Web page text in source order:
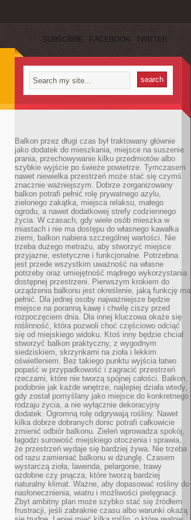
SUBSCRIBE FACEBOOK TWITTER
Balkon przez długi czas był traktowany głównie
jako dodatek do mieszkania, miejsce na suszenie
prania, przechowywanie kilku przedmiotów albo
szybkie wyjście po świeże powietrze. Tymczasem
nawet niewielka przestrzeń może stać się czymś
znacznie ważniejszym. Dobrze zorganizowany
balkon potrafi pełnić rolę prywatnego azylu,
zielonego zakątka, miejsca relaksu, małego
ogrodu, a nawet dodatkowej strefy codziennego
życia. W czasach, gdy wiele osób mieszka w
miastach i nie ma dostępu do własnego kawałka
ziemi, balkon nabiera szczególnej wartości. Nie
trzeba dużego metrażu, aby stworzyć miejsce
przyjazne, estetyczne i funkcjonalne. Potrzebna
jest przede wszystkim uważność na własne
potrzeby oraz umiejętność mądrego wykorzystania
dostępnej przestrzeni. Pierwszym krokiem do
urządzenia balkonu jest określenie, jaką funkcję ma
pełnić. Dla jednej osoby najważniejsze będzie
miejsce na poranną kawę i chwilę ciszy przed
rozpoczęciem dnia. Dla innej kluczowa okaże się
roślinność, która pozwoli choć częściowo odciąć
się od miejskiego widoku. Ktoś inny będzie chciał
stworzyć balkon praktyczny, z wygodnym
siedziskiem, skrzynkami na zioła i lekkim
oświetleniem. Bez takiego punktu wyjścia łatwo
popaść w przypadkowość i zagracić przestrzeń
rzeczami, które nie tworzą spójnej całości. Balkon,
podobnie jak każde wnętrze, najlepiej działa wtedy,
gdy został pomyślany jako miejsce do konkretnego
rodzaju życia, a nie wyłącznie dekoracyjny
dodatek. Ogromną rolę odgrywają rośliny. Nawet
kilka dobrze dobranych donic potrafi całkowicie
zmienić odbiór balkonu. Zieleń wprowadza spokój,
łagodzi surowość miejskiego otoczenia i sprawia,
że przestrzeń wydaje się bardziej żywa. Nie trzeba
od razu zamieniać balkonu w dżunglę. Czasem
wystarczą zioła, lawenda, pelargonie, trawy
ozdobne czy pnącza, które tworzą bardziej
naturalny klimat. Ważne, aby dopasować rośliny do
nasłonecznienia, wiatru i możliwości pielęgnacji.
Zbyt ambitny plan może szybko stać się źródłem
frustracji, jeśli zabraknie czasu albo warunki okażą